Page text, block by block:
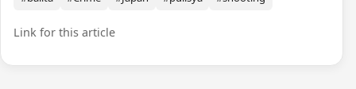
Link for this article